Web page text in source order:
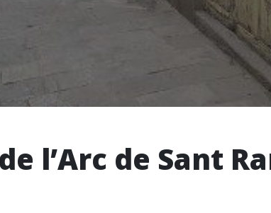
l’Arc de Sant